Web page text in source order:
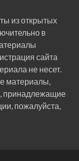
из открытых
в
сайта
не несет.
материалы,
принадлежащие
пожалуйста,